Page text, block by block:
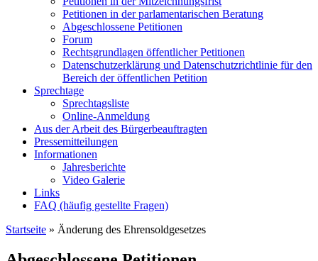
Petitionen in der parlamentarischen Beratung
Abgeschlossene Petitionen
Forum
Rechtsgrundlagen öffentlicher Petitionen
Datenschutzerklärung und Datenschutzrichtlinie für den
Bereich der öffentlichen Petition
Sprechtage
Sprechtagsliste
Online-Anmeldung
Aus der Arbeit des Bürgerbeauftragten
Pressemitteilungen
Informationen
Jahresberichte
Video Galerie
Links
FAQ (häufig gestellte Fragen)
Startseite » Änderung des Ehrensoldgesetzes